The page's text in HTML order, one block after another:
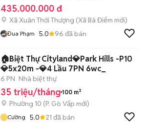
435.000.000 đ
Xã Xuân Thới Thượng (Xã Bà Điểm mới)
Đua Phạm 5.0 96 đã bán
🏠Biệt Thự Cityland💎Park Hills -P10
💎5x20m -💎4 Lầu 7PN 6wc_
6 PN Nhà biệt thự
35 triệu/tháng 100 m²
Phường 10 (P. Gò Vấp mới)
Cường 5.0 21 đã bán